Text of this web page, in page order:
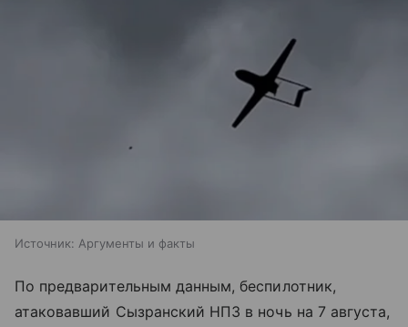
Источник: Аргументы и факты
По предварительным данным, беспилотник,
атаковавший Сызранский НПЗ в ночь на 7 августа,